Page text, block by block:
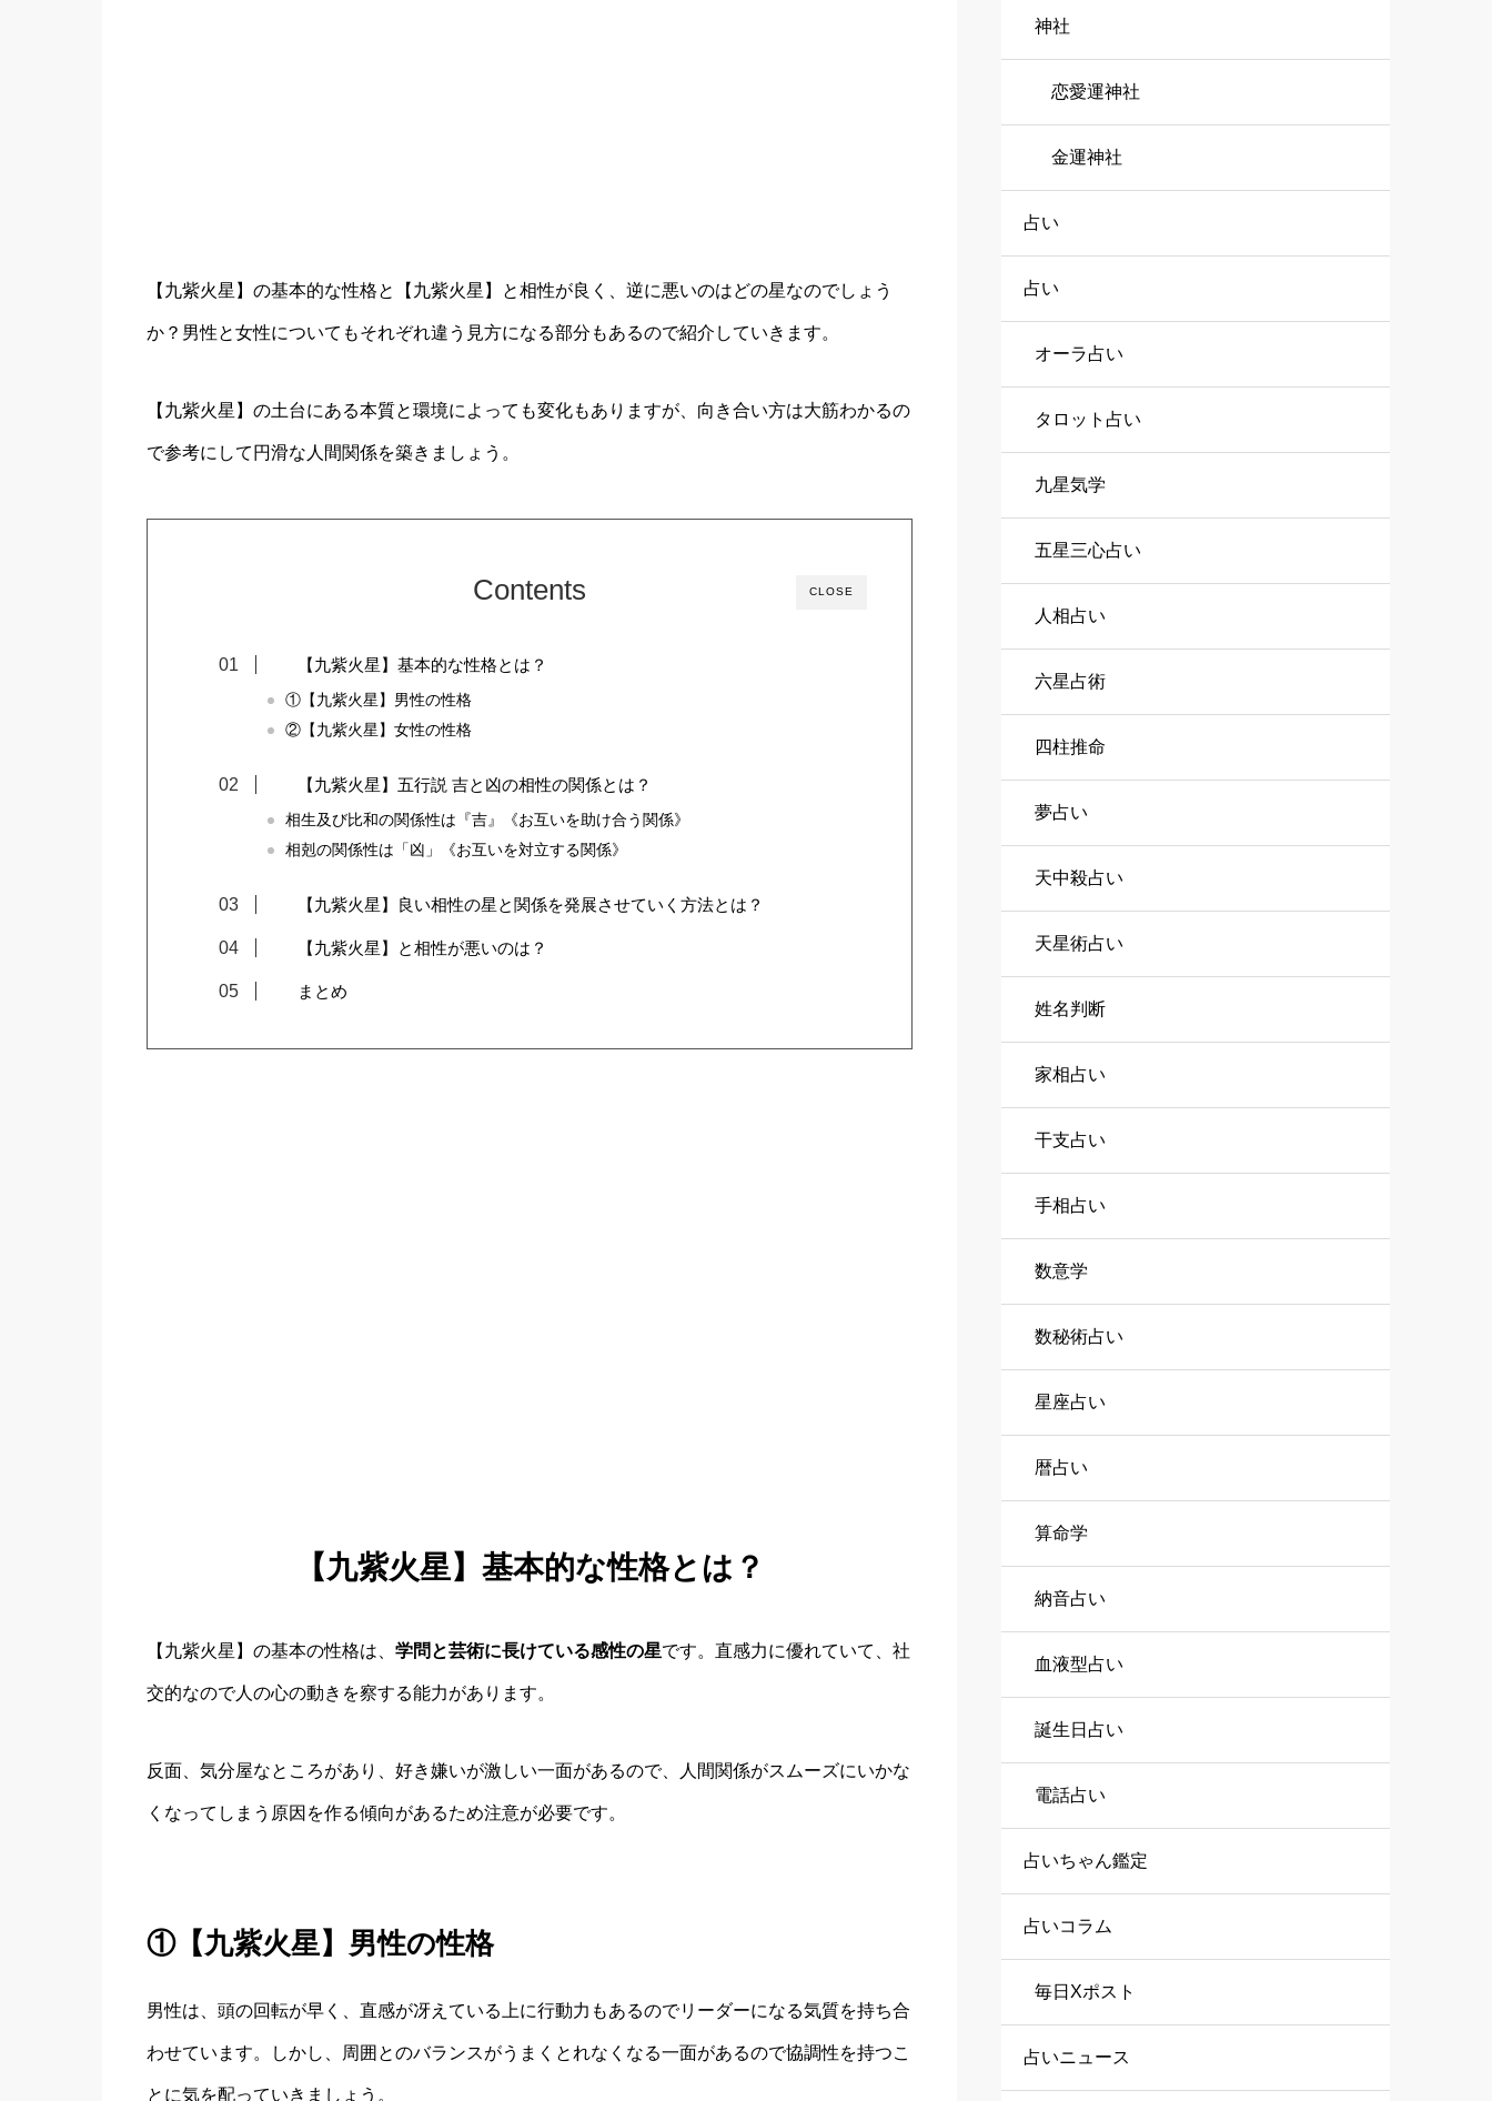
【九紫火星】の基本的な性格と【九紫火星】と相性が良く、逆に悪いのはどの星なのでしょう
か？男性と女性についてもそれぞれ違う見方になる部分もあるので紹介していきます。
【九紫火星】の土台にある本質と環境によっても変化もありますが、向き合い方は大筋わかるの
で参考にして円滑な人間関係を築きましょう。
CLOSE
Contents
【九紫火星】基本的な性格とは？
①【九紫火星】男性の性格
②【九紫火星】女性の性格
【九紫火星】五行説 吉と凶の相性の関係とは？
相生及び比和の関係性は『吉』《お互いを助け合う関係》
相剋の関係性は「凶」《お互いを対立する関係》
【九紫火星】良い相性の星と関係を発展させていく方法とは？
【九紫火星】と相性が悪いのは？
まとめ
【九紫火星】基本的な性格とは？
【九紫火星】の基本の性格は、 学問と芸術に長けている感性の星です。直感力に優れていて、社
交的なので人の心の動きを察する能力があります。
反面、気分屋なところがあり、好き嫌いが激しい一面があるので、人間関係がスムーズにいかな
くなってしまう原因を作る傾向があるため注意が必要です。
①【九紫火星】男性の性格
男性は、頭の回転が早く、直感が冴えている上に行動力もあるのでリーダーになる気質を持ち合
わせています。しかし、周囲とのバランスがうまくとれなくなる一面があるので協調性を持つこ
とに気を配っていきましょう。
神社
恋愛運神社
金運神社
占い
占い
オーラ占い
タロット占い
九星気学
五星三心占い
人相占い
六星占術
四柱推命
夢占い
天中殺占い
天星術占い
姓名判断
家相占い
干支占い
手相占い
数意学
数秘術占い
星座占い
暦占い
算命学
納音占い
血液型占い
誕生日占い
電話占い
占いちゃん鑑定
占いコラム
毎日Xポスト
占いニュース